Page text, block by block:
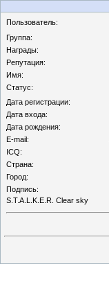
Пользователь:
Группа:
Награды:
Репутация:
Имя:
Статус:
Дата регистрации:
Дата входа:
Дата рождения:
E-mail:
ICQ:
Страна:
Город:
Подпись:
S.T.A.L.K.E.R. Clear sky